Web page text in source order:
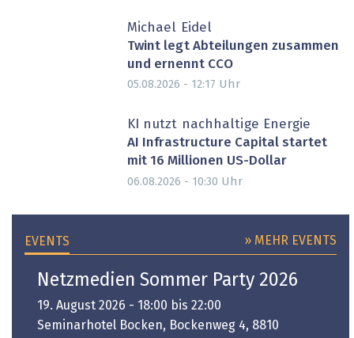
Michael Eidel
Twint legt Abteilungen zusammen
und ernennt CCO
05.08.2026 - 12:17 Uhr
KI nutzt nachhaltige Energie
AI Infrastructure Capital startet
mit 16 Millionen US-Dollar
06.08.2026 - 10:30 Uhr
EVENTS » MEHR EVENTS
Netzmedien Sommer Party 2026
19. August 2026 - 18:00 bis 22:00
Seminarhotel Bocken, Bockenweg 4, 8810